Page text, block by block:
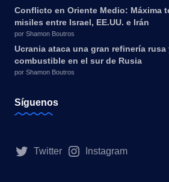
Conflicto en Oriente Medio: Máxima
misiles entre Israel, EE.UU. e Irán
por Shamon Boutros
Ucrania ataca una gran refinería
combustible en el sur de Rusia
por Shamon Boutros
Síguenos
Twitter Instagram